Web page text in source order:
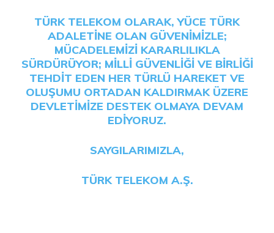
TÜRK TELEKOM OLARAK, YÜCE TÜRK
ADALETINE OLAN GÜVENIMIZLE;
MÜCADELEMIZI KARARLILIKLA
SÜRDÜRÜYOR; MILLI GÜVENLIĞI VE BIRLIĞI
TEHDIT EDEN HER TÜRLÜ HAREKET VE
OLUŞUMU ORTADAN KALDIRMAK ÜZERE
DEVLETIMIZE DESTEK OLMAYA DEVAM
EDIYORUZ.
SAYGILARIMIZLA,
TÜRK TELEKOM A.Ş.